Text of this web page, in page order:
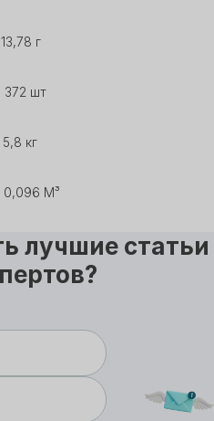
г
шт
кг
М³
лучшие статьи